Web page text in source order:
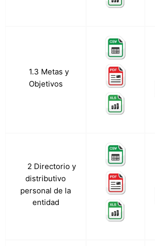
1.3 Metas y
Objetivos
2 Directorio y
distributivo
personal de la
entidad